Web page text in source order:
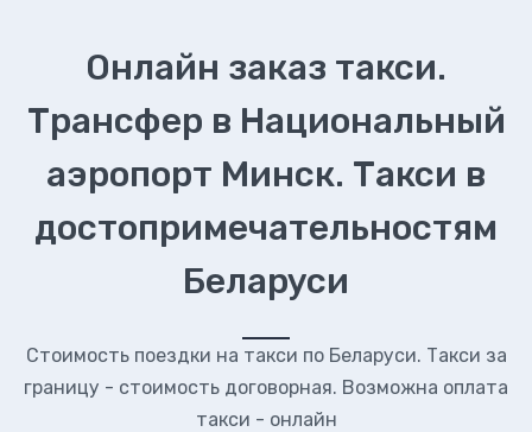
Онлайн заказ такси.
Трансфер в Национальный
аэропорт Минск. Такси в
достопримечательностям
Беларуси
Стоимость поездки на такси по Беларуси. Такси за
границу - стоимость договорная. Возможна оплата
такси - онлайн